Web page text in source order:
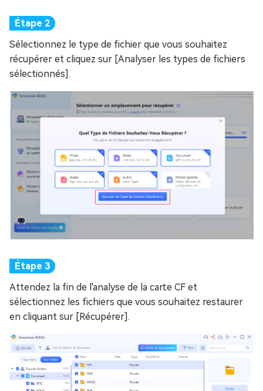
Sélectionnez le type de fichier que vous souhaitez
récupérer et cliquez sur [Analyser les types de fichiers
sélectionnés].
Attendez la fin de l'analyse de la carte CF et
sélectionnez les fichiers que vous souhaitez restaurer
en cliquant sur [Récupérer].